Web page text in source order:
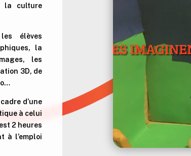
la culture
élèves
la
les
3D, de
d’une
à celui
2 heures
à l’emploi